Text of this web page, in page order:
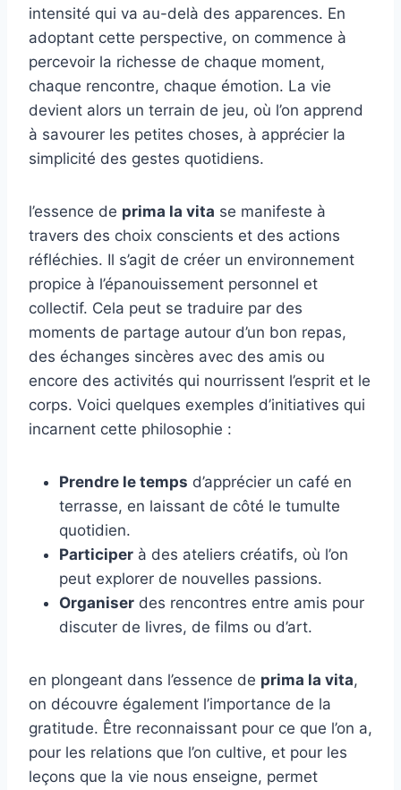
intensité qui va au-delà des apparences. En
adoptant cette perspective, on commence à
percevoir la richesse de chaque moment,
chaque rencontre, chaque émotion. La vie
devient alors un terrain de jeu, où l’on apprend
à savourer les petites choses, à apprécier la
simplicité des gestes quotidiens.
l’essence de prima la vita se manifeste à
travers des choix conscients et des actions
réfléchies. Il s’agit de créer un environnement
propice à l’épanouissement personnel et
collectif. Cela peut se traduire par des
moments de partage autour d’un bon repas,
des échanges sincères avec des amis ou
encore des activités qui nourrissent l’esprit et le
corps. Voici quelques exemples d’initiatives qui
incarnent cette philosophie :
Prendre le temps d’apprécier un café en
terrasse, en laissant de côté le tumulte
quotidien.
Participer à des ateliers créatifs, où l’on
peut explorer de nouvelles passions.
Organiser des rencontres entre amis pour
discuter de livres, de films ou d’art.
en plongeant dans l’essence de prima la vita,
on découvre également l’importance de la
gratitude. Être reconnaissant pour ce que l’on a,
pour les relations que l’on cultive, et pour les
leçons que la vie nous enseigne, permet